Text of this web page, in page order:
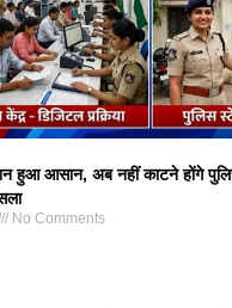
हुआ आसान, अब नहीं काटने होंगे
No Comments